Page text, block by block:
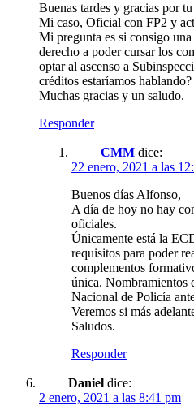
Buenas tardes y gracias por
Mi caso, Oficial con FP2 y
Mi pregunta es si consigo
derecho a poder cursar los
optar al ascenso a
créditos estaríamos hablando?
Muchas gracias y un saludo.
Responder
CMM dice:
22 enero, 2021 a las
Buenos días Alfonso,
A día de hoy no hay
oficiales.
Únicamente está la
requisitos para poder
complementos
única. Nombramientos
Nacional de Policía
Veremos si más
Saludos.
Responder
Daniel dice:
2 enero, 2021 a las 8:41 pm